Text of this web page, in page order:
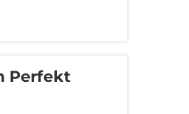
Perfekt